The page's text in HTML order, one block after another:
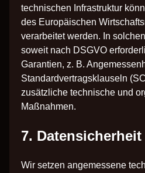
technischen Infrastruktur
des Europäischen
verarbeitet werden. In
soweit nach DSGVO
Garantien, z. B.
Standardvertragsklauseln
zusätzliche technische und
Maßnahmen.
7. Datensicherheit
Wir setzen angemessene